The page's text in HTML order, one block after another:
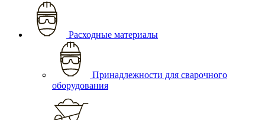
Расходные материалы
Принадлежности для сварочного
оборудования